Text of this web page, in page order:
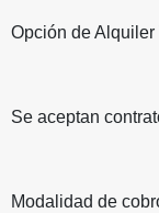
Opción de Alquiler
Se aceptan
Modalidad de